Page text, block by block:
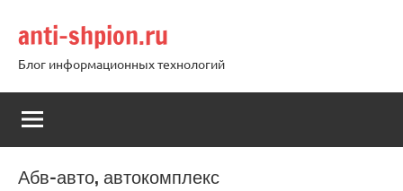
содержимому
anti-shpion.ru
Блог информационных технологий
Абв-авто, автокомплекс